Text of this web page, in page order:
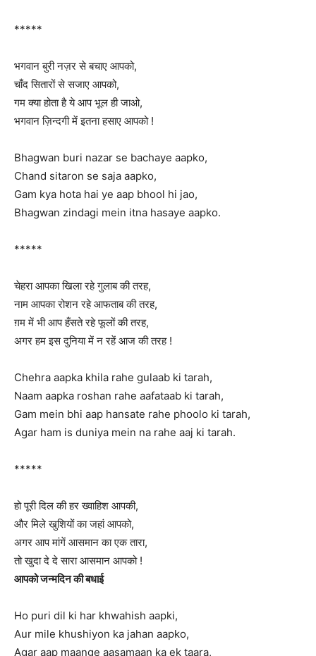
*****
भगवान बुरी नज़र से बचाए आपको,
चाँद सितारों से सजाए आपको,
गम क्या होता है ये आप भूल ही जाओ,
भगवान ज़िन्दगी में इतना हसाए आपको !
Bhagwan buri nazar se bachaye aapko,
Chand sitaron se saja aapko,
Gam kya hota hai ye aap bhool hi jao,
Bhagwan zindagi mein itna hasaye aapko.
*****
चेहरा आपका खिला रहे गुलाब की तरह,
नाम आपका रोशन रहे आफताब की तरह,
ग़म में भी आप हँसते रहे फूलों की तरह,
अगर हम इस दुनिया में न रहें आज की तरह !
Chehra aapka khila rahe gulaab ki tarah,
Naam aapka roshan rahe aafataab ki tarah,
Gam mein bhi aap hansate rahe phoolo ki tarah,
Agar ham is duniya mein na rahe aaj ki tarah.
*****
हो पूरी दिल की हर ख्वाहिश आपकी,
और मिले खुशियों का जहां आपको,
अगर आप मांगें आसमान का एक तारा,
तो खुदा दे दे सारा आसमान आपको !
आपको जन्मदिन की बधाई
Ho puri dil ki har khwahish aapki,
Aur mile khushiyon ka jahan aapko,
Agar aap maange aasamaan ka ek taara,